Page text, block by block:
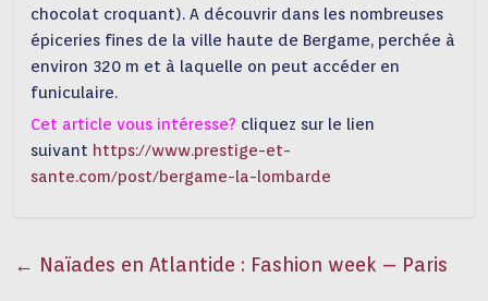
chocolat croquant). A découvrir dans les nombreuses
épiceries fines de la ville haute de Bergame, perchée à
environ 320 m et à laquelle on peut accéder en
funiculaire.
Cet article vous intéresse? cliquez sur le lien
suivant https://www.prestige-et-
sante.com/post/bergame-la-lombarde
← Naïades en Atlantide : Fashion week – Paris